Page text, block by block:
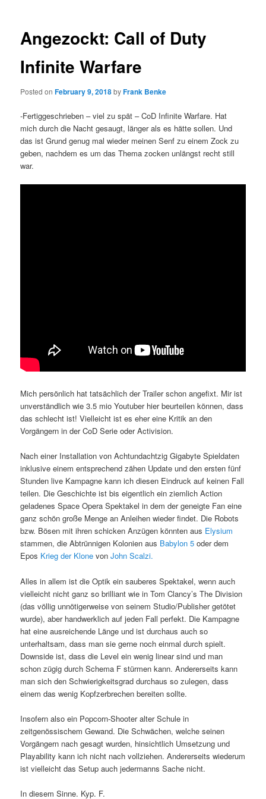
Angezockt: Call of Duty
Infinite Warfare
Posted onFebruary 9, 2018byFrank Benke
-Fertiggeschrieben – viel zu spät – CoD Infinite Warfare. Hat
mich durch die Nacht gesaugt, länger als es hätte sollen. Und
das ist Grund genug mal wieder meinen Senf zu einem Zock zu
geben, nachdem es um das Thema zocken unlängst recht still
war.
Mich persönlich hat tatsächlich der Trailer schon angefixt. Mir ist
unverständlich wie 3.5 mio Youtuber hier beurteilen können, dass
das schlecht ist! Vielleicht ist es eher eine Kritik an den
Vorgängern in der CoD Serie oder Activision.
Nach einer Installation von Achtundachtzig Gigabyte Spieldaten
inklusive einem entsprechend zähen Update und den ersten fünf
Stunden live Kampagne kann ich diesen Eindruck auf keinen Fall
teilen. Die Geschichte ist bis eigentlich ein ziemlich Action
geladenes Space Opera Spektakel in dem der geneigte Fan eine
ganz schön große Menge an Anleihen wieder findet. Die Robots
bzw. Bösen mit ihren schicken Anzügen könnten aus Elysium
stammen, die Abtrünnigen Kolonien aus Babylon 5 oder dem
Epos Krieg der Klone vonJohn Scalzi.
Alles in allem ist die Optik ein sauberes Spektakel, wenn auch
vielleicht nicht ganz so brilliant wie in Tom Clancy’s The Division
(das völlig unnötigerweise von seinem Studio/Publisher getötet
wurde), aber handwerklich auf jeden Fall perfekt. Die Kampagne
hat eine ausreichende Länge und ist durchaus auch so
unterhaltsam, dass man sie gerne noch einmal durch spielt.
Downside ist, dass die Level ein wenig linear sind und man
schon zügig durch Schema F stürmen kann. Andererseits kann
man sich den Schwierigkeitsgrad durchaus so zulegen, dass
einem das wenig Kopfzerbrechen bereiten sollte.
Insofern also ein Popcorn-Shooter alter Schule in
zeitgenössischem Gewand. Die Schwächen, welche seinen
Vorgängern nach gesagt wurden, hinsichtlich Umsetzung und
Playability kann ich nicht nach vollziehen. Andererseits wiederum
ist vielleicht das Setup auch jedermanns Sache nicht.
In diesem Sinne. Kyp. F.